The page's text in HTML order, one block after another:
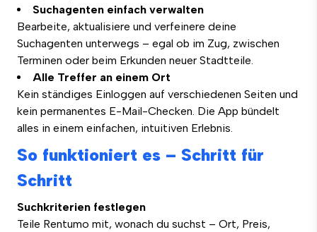
Suchagenten einfach verwalten
Bearbeite, aktualisiere und verfeinere deine
Suchagenten unterwegs – egal ob im Zug, zwischen
Terminen oder beim Erkunden neuer Stadtteile.
Alle Treffer an einem Ort
Kein ständiges Einloggen auf verschiedenen Seiten und
kein permanentes E-Mail-Checken. Die App bündelt
alles in einem einfachen, intuitiven Erlebnis.
So funktioniert es – Schritt für
Schritt
Suchkriterien festlegen
Teile Rentumo mit, wonach du suchst – Ort, Preis,